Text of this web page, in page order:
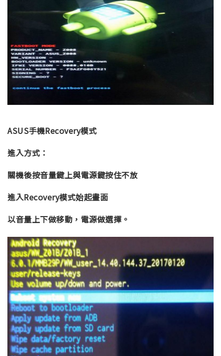
ASUS手機Recovery模式
進入方式：
關機後按音量鍵上與電源鍵按住不放
進入Recovery模式始起畫面
以音量上下做移動，電源做選擇。